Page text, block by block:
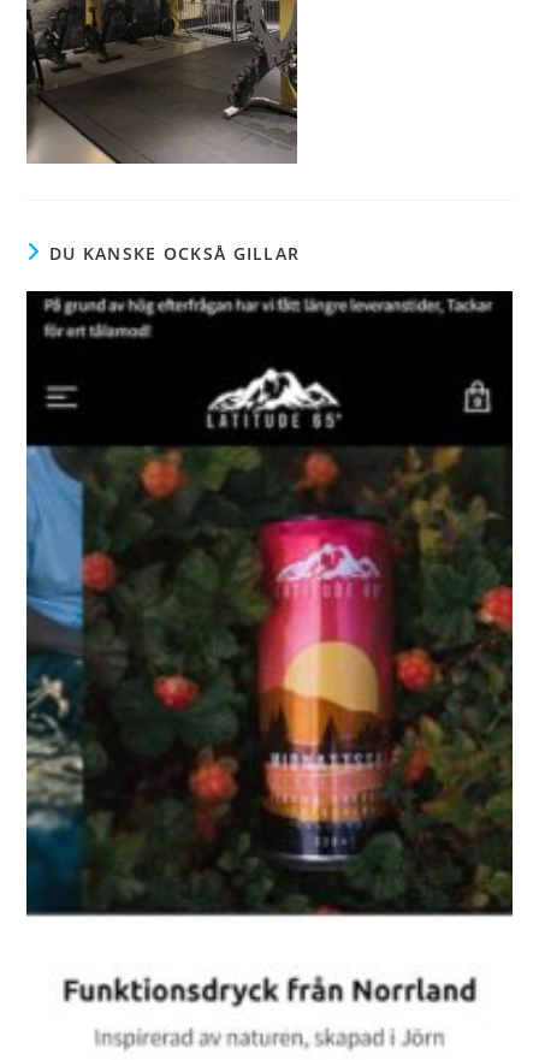
DU KANSKE OCKSÅ GILLAR